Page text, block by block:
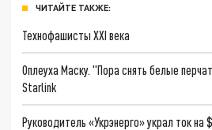
ЧИТАЙТЕ ТАКЖЕ:
Технофашисты XXI века
Оплеуха Маску. "Пора снять белые
Starlink
Руководитель «Укрэнерго» украл ток на